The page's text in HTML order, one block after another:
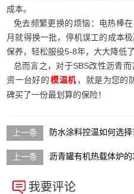
成本。
免去频繁更换的烦恼：电热棒
月就得换一批，停机误工的成本
保养，轻松服役5-8年，大大降低
总而言之，对于SBS改性沥青
资一台好的 模温机 ，就是为您的
碑买了一份最划算的保险！
防水涂料控温如何选
沥青罐有机热载体炉的
我要评论